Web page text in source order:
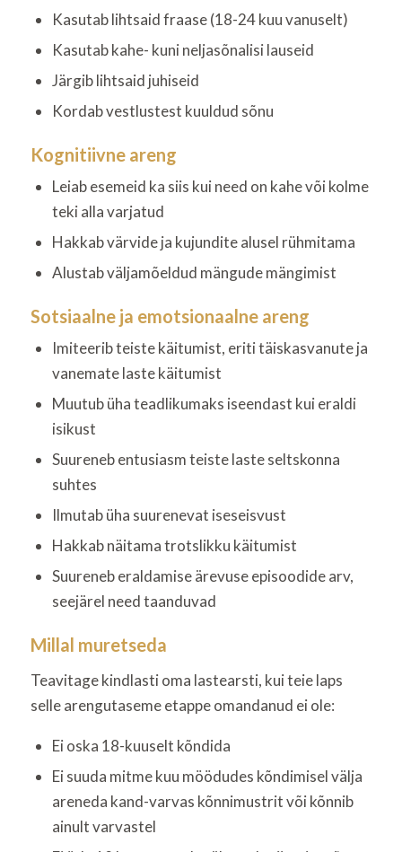
Kasutab lihtsaid fraase (18-24 kuu vanuselt)
Kasutab kahe- kuni neljasõnalisi lauseid
Järgib lihtsaid juhiseid
Kordab vestlustest kuuldud sõnu
Kognitiivne areng
Leiab esemeid ka siis kui need on kahe või kolme
teki alla varjatud
Hakkab värvide ja kujundite alusel rühmitama
Alustab väljamõeldud mängude mängimist
Sotsiaalne ja emotsionaalne areng
Imiteerib teiste käitumist, eriti täiskasvanute ja
vanemate laste käitumist
Muutub üha teadlikumaks iseendast kui eraldi
isikust
Suureneb entusiasm teiste laste seltskonna
suhtes
Ilmutab üha suurenevat iseseisvust
Hakkab näitama trotslikku käitumist
Suureneb eraldamise ärevuse episoodide arv,
seejärel need taanduvad
Millal muretseda
Teavitage kindlasti oma lastearsti, kui teie laps
selle arengutaseme etappe omandanud ei ole:
Ei oska 18-kuuselt kõndida
Ei suuda mitme kuu möödudes kõndimisel välja
areneda kand-varvas kõnnimustrit või kõnnib
ainult varvastel